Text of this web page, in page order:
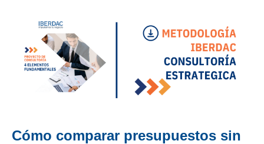
Cómo comparar presupuestos sin